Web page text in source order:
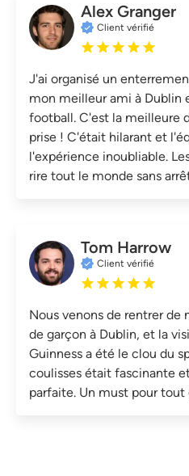
Alex Granger
Client vérifié
J'ai organisé un
mon meilleur ami à Dublin
football. C'est la meilleure
prise ! C'était hilarant et
l'expérience inoubliable.
rire tout le monde sans
Tom Harrow
Client vérifié
Nous venons de rentrer
de garçon à Dublin, et la
Guinness a été le clou du
coulisses était fascinante
parfaite. Un must pour